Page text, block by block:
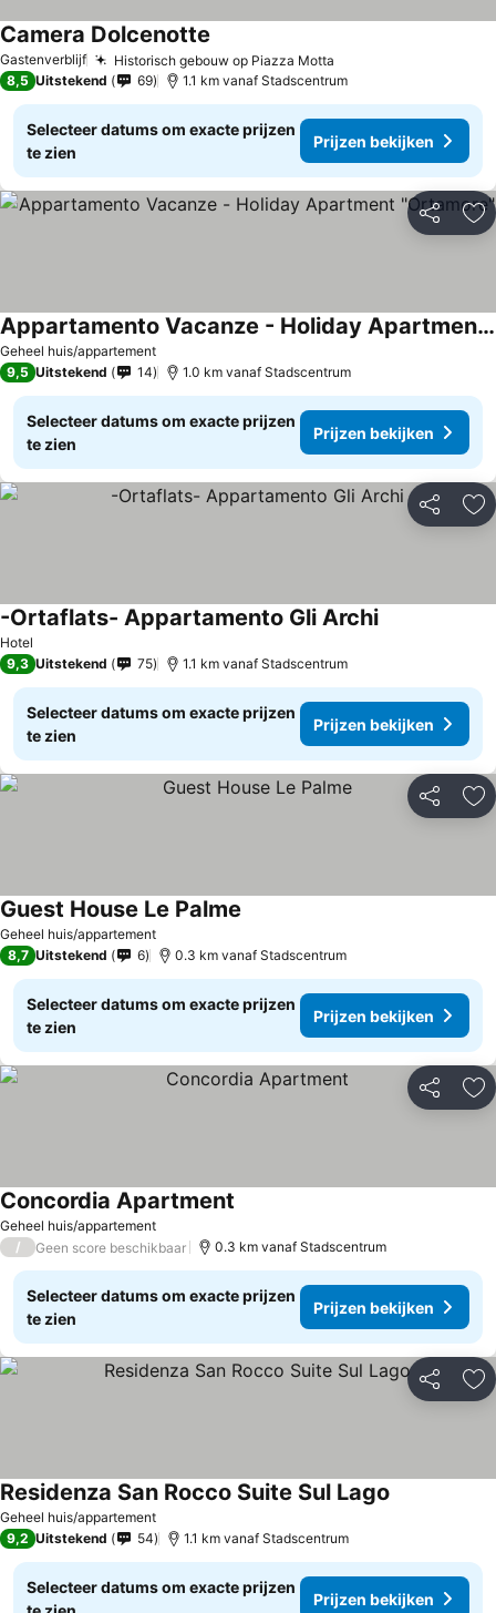
Gastenverblijf Historisch gebouw op Piazza Motta
Camera Dolcenotte
8,5 Uitstekend 69 1.1 km vanaf Stadscentrum
Selecteer datums om exacte prijzen
te zien
Prijzen bekijken
Delen
Geheel huis/appartement
Appartamento Vacanze - Holiday Apartment "Ortamore"
Prijzen bekijken
9,5 Uitstekend 14 1.0 km vanaf Stadscentrum
Selecteer datums om exacte prijzen
te zien
Prijzen bekijken
Delen
Hotel
-Ortaflats- Appartamento Gli ArchiPrijzen
9,3 Uitstekend 75 1.1 km vanaf Stadscentrum
Selecteer datums om exacte prijzen
te zien
Prijzen bekijken
Delen
Geheel huis/appartement
Guest House Le Palme
8,7 Uitstekend 6 0.3 km vanaf Stadscentrum
Selecteer datums om exacte prijzen
te zien
Prijzen bekijken
Delen
Geheel huis/appartement
Concordia Apartment
/ Geen score beschikbaar 0.3 km vanaf Stadscentrum
Selecteer datums om exacte prijzen
te zien
Prijzen bekijken
Delen
Geheel huis/appartement
Residenza San Rocco Suite Sul Lago
9,2 Uitstekend 54 1.1 km vanaf Stadscentrum
Selecteer datums om exacte prijzen
Prijzen bekijken